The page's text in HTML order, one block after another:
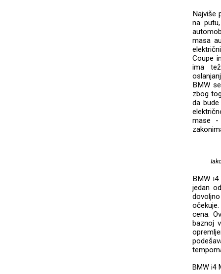
Najviše
na
masa
Coupe
ima
BMW
zbog
da
mase -
BMW
jedan
cena.
baznoj
BMW i4